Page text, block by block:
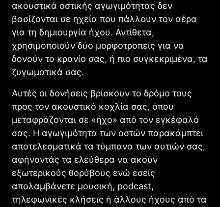
ακουστικά οστικής αγωγιμότητας δεν
βασίζονται σε ηχεία που πάλλουν τον αέρα
για τη δημιουργία ήχου. Αντίθετα,
χρησιμοποιούν δύο μορφοτροπείς για να
δονούν το κρανίο σας, ή πιο συγκεκριμένα, τα
ζυγωματικά σας.
Αυτές οι δονήσεις βρίσκουν το δρόμο τους
προς τον ακουστικό κοχλία σας, όπου
μεταφράζονται σε «ήχο» από τον εγκέφαλό
σας. Η αγωγιμότητα των οστών παρακάμπτει
αποτελεσματικά τα τύμπανα των αυτιών σας,
αφήνοντάς τα ελεύθερα να ακούν
εξωτερικούς θορύβους ενώ εσείς
απολαμβάνετε μουσική, podcast,
τηλεφωνικές κλήσεις ή άλλους ήχους από τα